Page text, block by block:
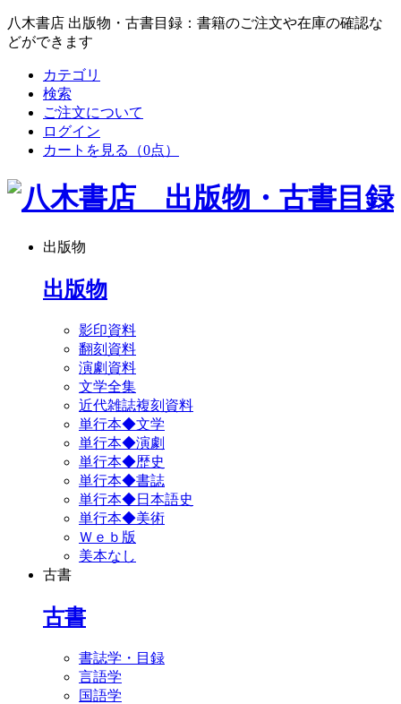
八木書店 出版物・古書目録：書籍のご注文や在庫の確認な
どができます
カテゴリ
検索
ご注文について
ログイン
カートを見る
（0点）
出版物
出版物
影印資料
翻刻資料
演劇資料
文学全集
近代雑誌複刻資料
単行本◆文学
単行本◆演劇
単行本◆歴史
単行本◆書誌
単行本◆日本語史
単行本◆美術
Ｗｅｂ版
美本なし
古書
古書
書誌学・目録
言語学
国語学